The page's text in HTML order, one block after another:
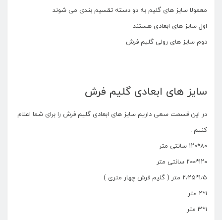
معمولا سایز های گلیم به دو دسته تقسیم بندی می شوند
اول سایز های ابعادی هستند
دوم سایز های رولی گلیم فرش
سایز های ابعادی گلیم فرش
در این قسمت سعی داریم سایز های ابعادی گلیم فرش را برای شما اعلام
کنیم .
۸۰*۱۲۰ سانتی متر
۱۲۰*۲۰۰ سانتی متر
۱٫۵*۲٫۲۵ متر ( گلیم فرش چهار متری )
۱*۲ متر
۱*۳ متر